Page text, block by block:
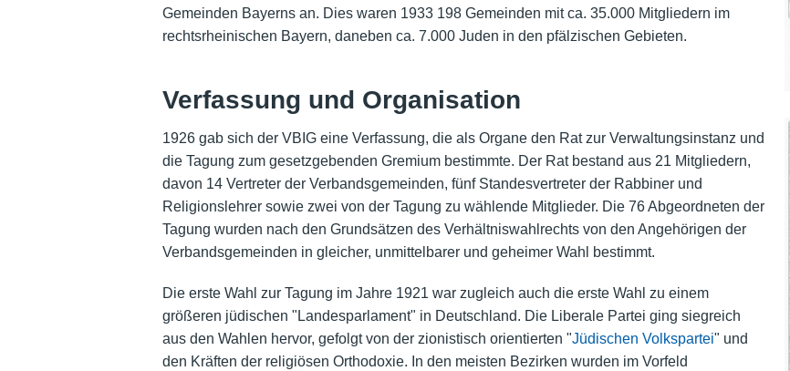
Gemeinden Bayerns an. Dies waren 1933 198 Gemeinden mit ca. 35.000 Mitgliedern im
rechtsrheinischen Bayern, daneben ca. 7.000 Juden in den pfälzischen Gebieten.
Verfassung und Organisation
1926 gab sich der VBIG eine Verfassung, die als Organe den Rat zur Verwaltungsinstanz und
die Tagung zum gesetzgebenden Gremium bestimmte. Der Rat bestand aus 21 Mitgliedern,
davon 14 Vertreter der Verbandsgemeinden, fünf Standesvertreter der Rabbiner und
Religionslehrer sowie zwei von der Tagung zu wählende Mitglieder. Die 76 Abgeordneten der
Tagung wurden nach den Grundsätzen des Verhältniswahlrechts von den Angehörigen der
Verbandsgemeinden in gleicher, unmittelbarer und geheimer Wahl bestimmt.
Die erste Wahl zur Tagung im Jahre 1921 war zugleich auch die erste Wahl zu einem
größeren jüdischen "Landesparlament" in Deutschland. Die Liberale Partei ging siegreich
aus den Wahlen hervor, gefolgt von der zionistisch orientierten "Jüdischen Volkspartei" und
den Kräften der religiösen Orthodoxie. In den meisten Bezirken wurden im Vorfeld